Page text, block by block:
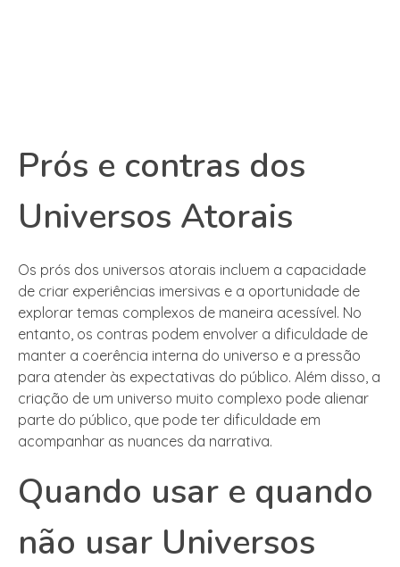
Prós e contras dos
Universos Atorais
Os prós dos universos atorais incluem a capacidade
de criar experiências imersivas e a oportunidade de
explorar temas complexos de maneira acessível. No
entanto, os contras podem envolver a dificuldade de
manter a coerência interna do universo e a pressão
para atender às expectativas do público. Além disso, a
criação de um universo muito complexo pode alienar
parte do público, que pode ter dificuldade em
acompanhar as nuances da narrativa.
Quando usar e quando
não usar Universos